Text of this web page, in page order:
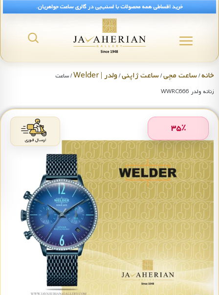
خرید اقساطی همه محصولات با اسنپ‌پی در گالری ساعت جواهریان.
خانه/ساعت مچی/ساعت ژاپنی/ولدر | Welder
/ ساعت
زنانه ولدر WWRC666
۳۵٪